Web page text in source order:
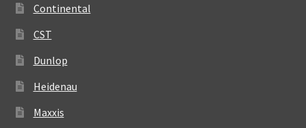
Continental
CST
Dunlop
Heidenau
Maxxis